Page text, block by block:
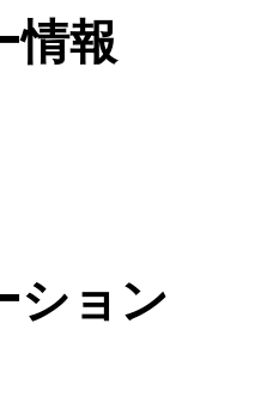
情報
ション